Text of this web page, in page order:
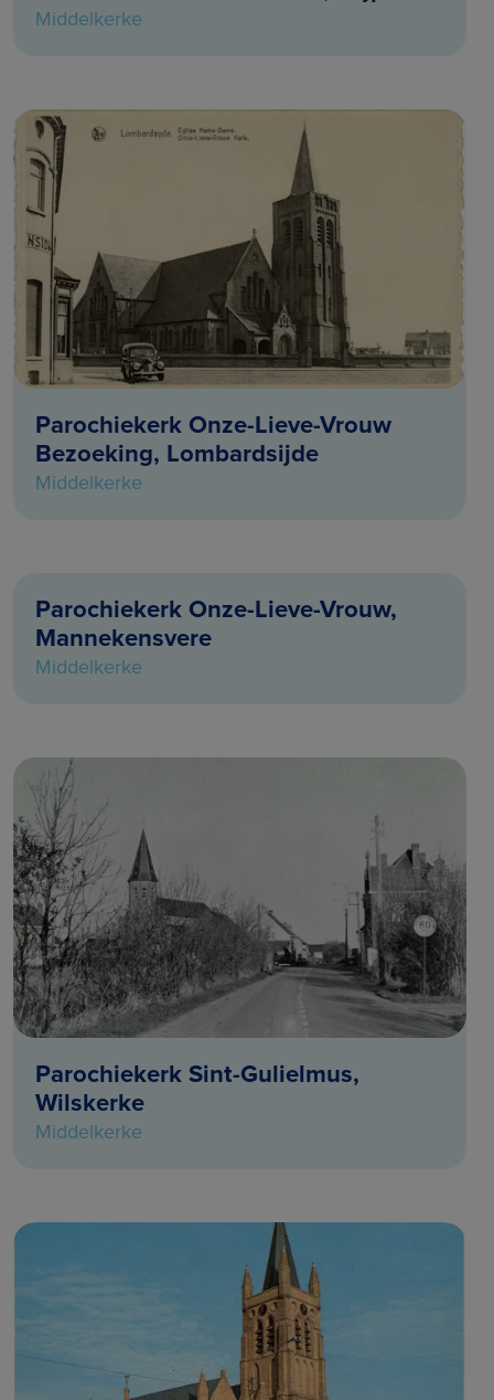
Middelkerke
Parochiekerk Onze-Lieve-Vrouw
Bezoeking, Lombardsijde
Middelkerke
Parochiekerk Onze-Lieve-Vrouw,
Mannekensvere
Middelkerke
Parochiekerk Sint-Gulielmus,
Wilskerke
Middelkerke